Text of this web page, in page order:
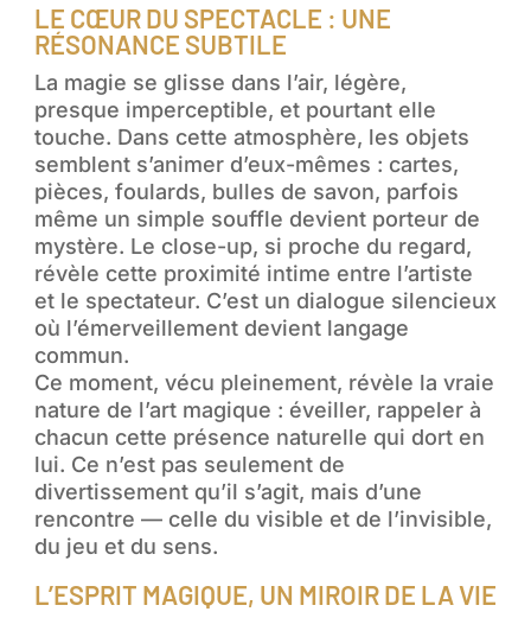
LE CŒUR DU SPECTACLE : UNE
RÉSONANCE SUBTILE
La magie se glisse dans l’air, légère,
presque imperceptible, et pourtant elle
touche. Dans cette atmosphère, les objets
semblent s’animer d’eux-mêmes : cartes,
pièces, foulards, bulles de savon, parfois
même un simple souffle devient porteur de
mystère. Le close-up, si proche du regard,
révèle cette proximité intime entre l’artiste
et le spectateur. C’est un dialogue silencieux
où l’émerveillement devient langage
commun.
Ce moment, vécu pleinement, révèle la vraie
nature de l’art magique : éveiller, rappeler à
chacun cette présence naturelle qui dort en
lui. Ce n’est pas seulement de
divertissement qu’il s’agit, mais d’une
rencontre — celle du visible et de l’invisible,
du jeu et du sens.
L’ESPRIT MAGIQUE, UN MIROIR DE LA VIE